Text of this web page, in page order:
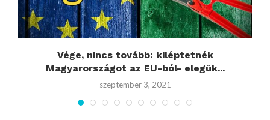
Vége, nincs tovább: kiléptetnék
Magyarországot az EU-ból- elegük...
szeptember 3, 2021